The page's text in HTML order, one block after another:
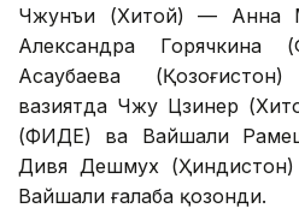
Чжунъи (Хитой) — Анна
Александра
Асаубаева
вазиятда Чжу Цзинер
(ФИДЕ) ва Вайшали
Дивя Дешмух (Ҳиндистон)
Вайшали ғалаба қозонди.